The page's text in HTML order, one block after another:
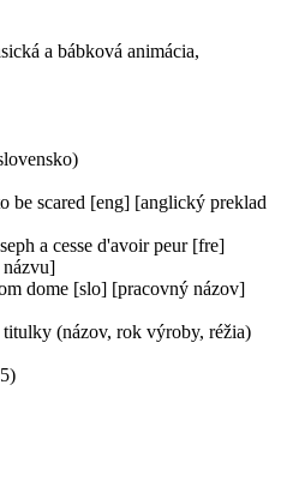
a bábková animácia,
be scared [eng] [anglický preklad
a cesse d'avoir peur [fre]
dome [slo] [pracovný názov]
titulky (názov, rok výroby, réžia)